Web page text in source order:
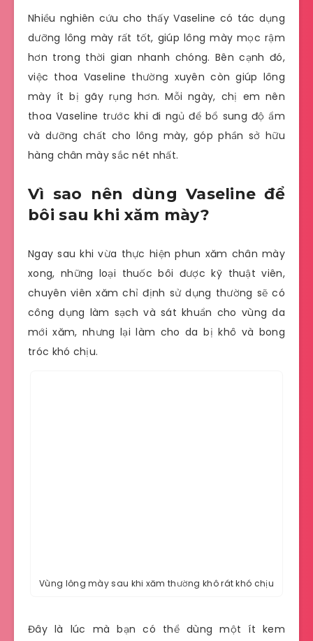
Nhiều nghiên cứu cho thấy Vaseline có tác dụng
dưỡng lông mày rất tốt, giúp lông mày mọc rậm
hơn trong thời gian nhanh chóng. Bên cạnh đó,
việc thoa Vaseline thường xuyên còn giúp lông
mày ít bị gãy rụng hơn. Mỗi ngày, chị em nên
thoa Vaseline trước khi đi ngủ để bổ sung độ ẩm
và dưỡng chất cho lông mày, góp phần sở hữu
hàng chân mày sắc nét nhất.
Vì sao nên dùng Vaseline để
bôi sau khi xăm mày?
Ngay sau khi vừa thực hiện phun xăm chân mày
xong, những loại thuốc bôi được kỹ thuật viên,
chuyên viên xăm chỉ định sử dụng thường sẽ có
công dụng làm sạch và sát khuẩn cho vùng da
mới xăm, nhưng lại làm cho da bị khô và bong
tróc khó chịu.
Vùng lông mày sau khi xăm thường khô rát khó chịu
Đây là lúc mà bạn có thể dùng một ít kem